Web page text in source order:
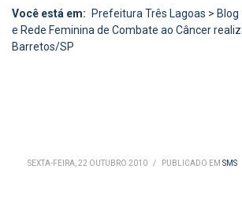
Você está em: Prefeitura Três Lagoas > Blog
e Rede Feminina de Combate ao Câncer
Barretos/SP
SEXTA-FEIRA, 22 OUTUBRO 2010 / PUBLICADO EM SMS